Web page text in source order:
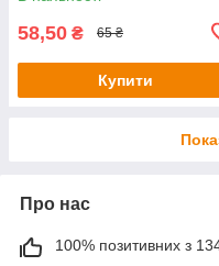
58,50 ₴ 65 ₴
Купити
Про нас
100% позитивних з 134